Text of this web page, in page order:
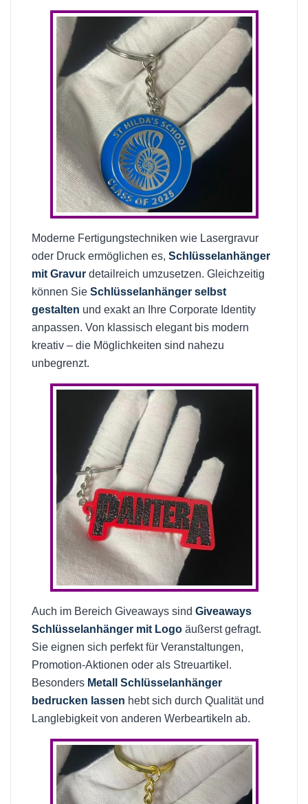
Moderne Fertigungstechniken wie Lasergravur
oder Druck ermöglichen es, Schlüsselanhänger
mit Gravur detailreich umzusetzen. Gleichzeitig
können Sie Schlüsselanhänger selbst
gestalten und exakt an Ihre Corporate Identity
anpassen. Von klassisch elegant bis modern
kreativ – die Möglichkeiten sind nahezu
unbegrenzt.
Auch im Bereich Giveaways sind Giveaways
Schlüsselanhänger mit Logo äußerst gefragt.
Sie eignen sich perfekt für Veranstaltungen,
Promotion-Aktionen oder als Streuartikel.
Besonders Metall Schlüsselanhänger
bedrucken lassen hebt sich durch Qualität und
Langlebigkeit von anderen Werbeartikeln ab.